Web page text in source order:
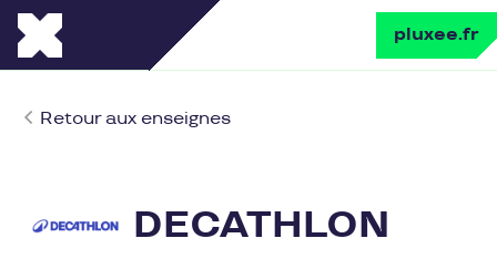
pluxee.fr
Retour aux enseignes
DECATHLON